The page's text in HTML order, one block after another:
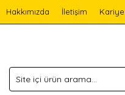
Hakkımızda İletişim